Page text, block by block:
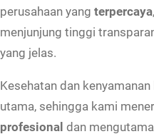
K
a
r
w
a
n
perusahaan yang terpercaya
menjunjung tinggi
yang jelas.
Kesehatan dan
utama, sehingga kami
profesional dan